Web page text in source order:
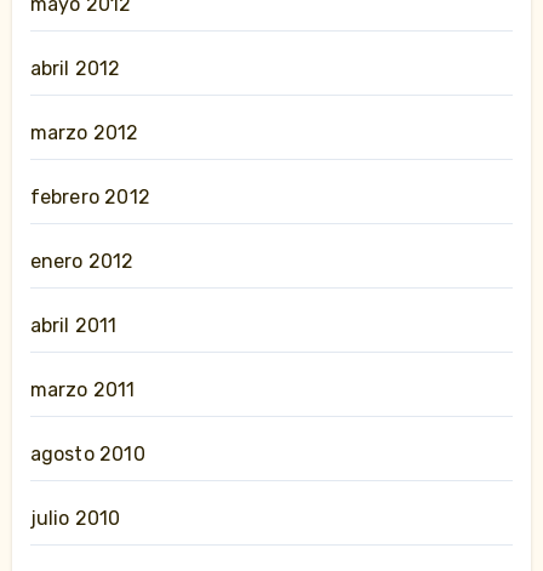
abril 2012
marzo 2012
febrero 2012
enero 2012
abril 2011
marzo 2011
agosto 2010
julio 2010